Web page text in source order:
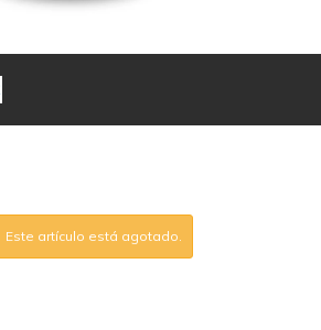
Este artículo está agotado.